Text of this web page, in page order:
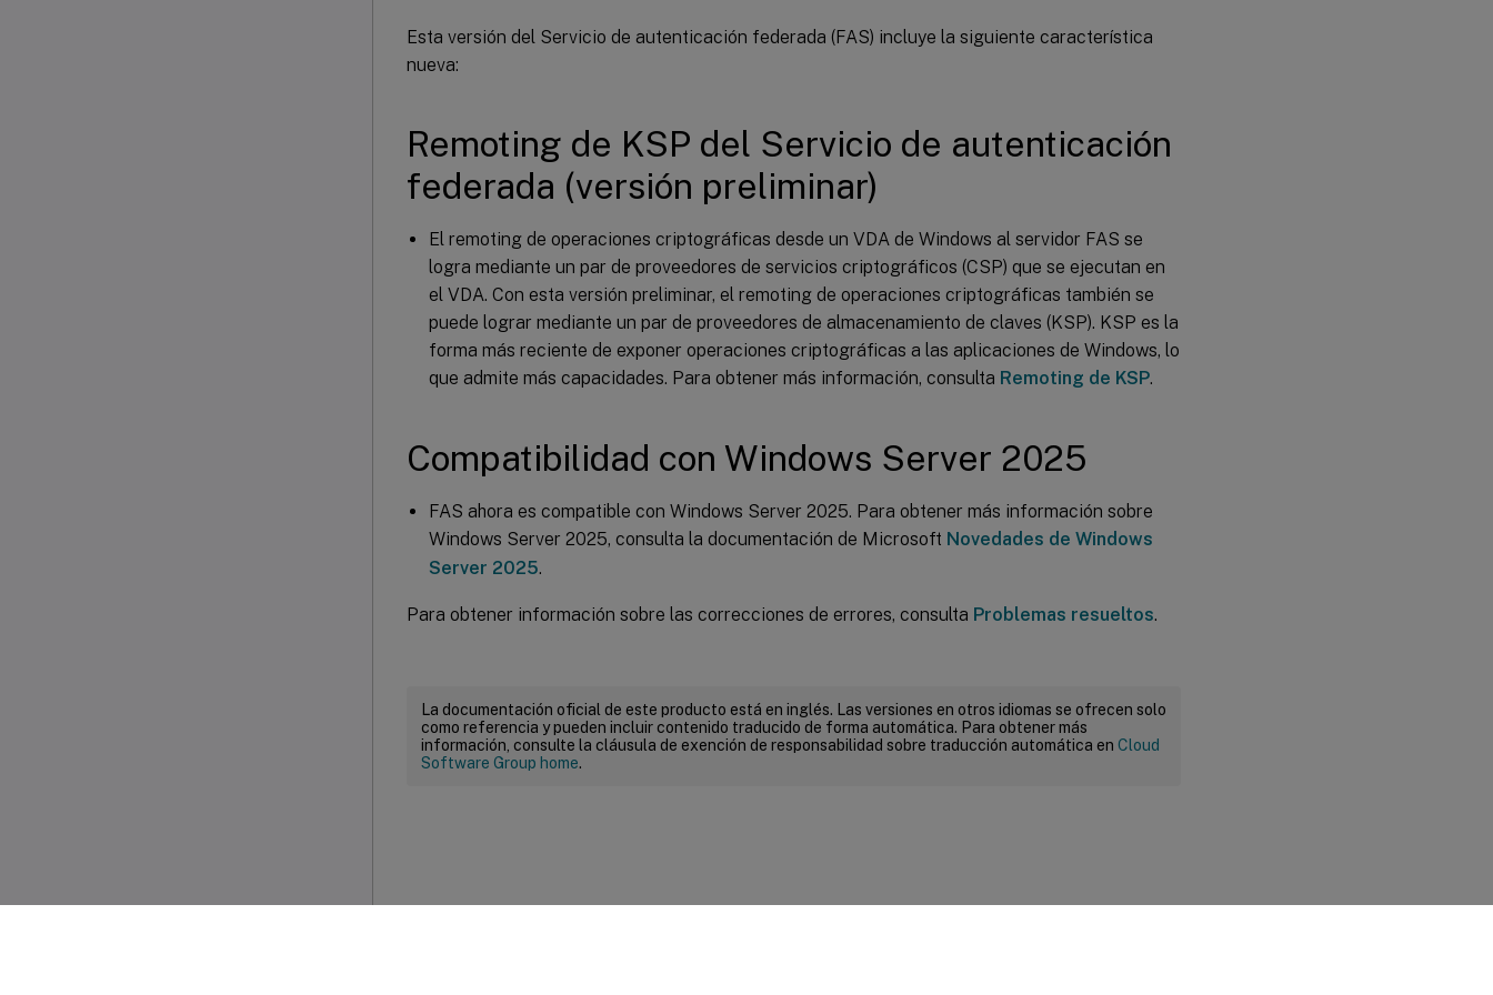
Esta versión del Servicio de autenticación federada (FAS) incluye la siguiente característica
nueva:
Remoting de KSP del Servicio de autenticación
federada (versión preliminar)
El remoting de operaciones criptográficas desde un VDA de Windows al servidor FAS se
logra mediante un par de proveedores de servicios criptográficos (CSP) que se ejecutan en
el VDA. Con esta versión preliminar, el remoting de operaciones criptográficas también se
puede lograr mediante un par de proveedores de almacenamiento de claves (KSP). KSP es la
forma más reciente de exponer operaciones criptográficas a las aplicaciones de Windows, lo
que admite más capacidades. Para obtener más información, consulta Remoting de KSP.
Compatibilidad con Windows Server 2025
FAS ahora es compatible con Windows Server 2025. Para obtener más información sobre
Windows Server 2025, consulta la documentación de Microsoft Novedades de Windows
Server 2025.
Para obtener información sobre las correcciones de errores, consulta Problemas resueltos.
La documentación oficial de este producto está en inglés. Las versiones en otros idiomas se ofrecen solo
como referencia y pueden incluir contenido traducido de forma automática. Para obtener más
información, consulte la cláusula de exención de responsabilidad sobre traducción automática en Cloud
Software Group home.